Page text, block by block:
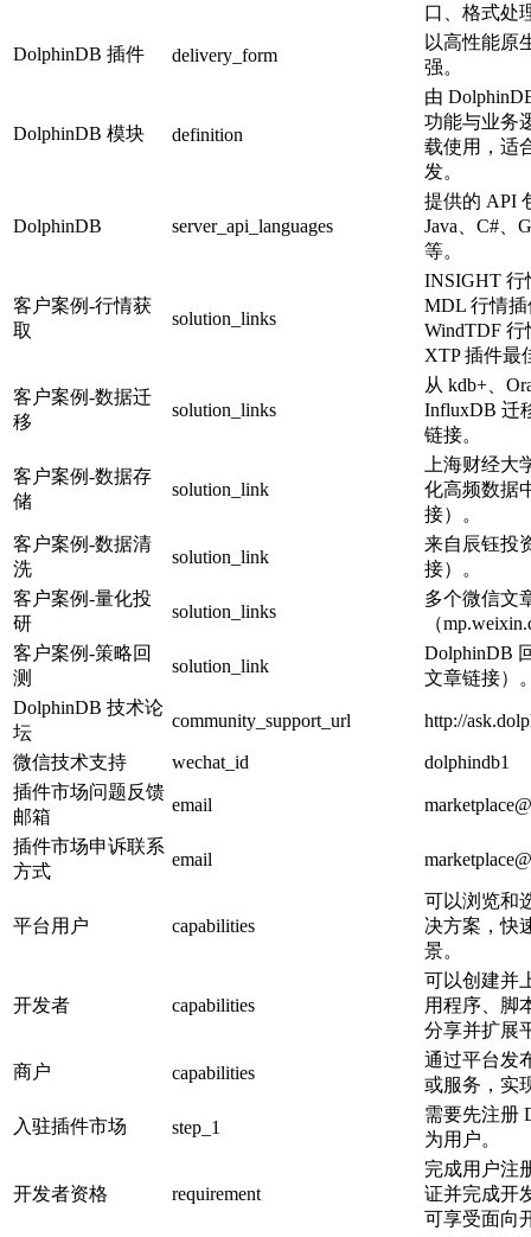
口、格式处
DolphinDB 插件 delivery_form
以高性能原
强。
DolphinDB 模块 definition
由
功能与业务
载使用，适
发。
DolphinDB server_api_languages
提供的 API
Java、C#、
等。
客户案例-行情获
取
solution_links
INSIGHT 行
MDL 行情
WindTDF
XTP 插件最
客户案例-数据迁
移
solution_links
从 kdb+、
InfluxDB 迁
链接。
客户案例-数据存
储
solution_link
上海财经大
化高频数据
接）。
客户案例-数据清
洗
solution_link
来自辰钰投
接）。
客户案例-量化投
研
solution_links
多个微信文
（
客户案例-策略回
测
solution_link
DolphinDB
文章链接）
DolphinDB 技术论
坛
community_support_url http://
微信技术支持 wechat_id
dolphindb1
插件市场问题反馈
邮箱
email
插件市场申诉联系
方式
email
平台用户 capabilities
可以浏览和
决方案，快
景。
开发者 capabilities
可以创建并
用程序、脚
分享并扩展
商户 capabilities
通过平台发
或服务，实
入驻插件市场 step_1
需要先注册
为用户。
开发者资格 requirement
完成用户注
证并完成开
可享受面向